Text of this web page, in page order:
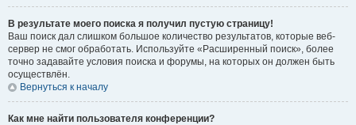
В результате моего поиска я получил пустую страницу!
Ваш поиск дал слишком большое количество результатов, которые веб-
сервер не смог обработать. Используйте «Расширенный поиск», более
точно задавайте условия поиска и форумы, на которых он должен быть
осуществлён.
Вернуться к началу
Как мне найти пользователя конференции?